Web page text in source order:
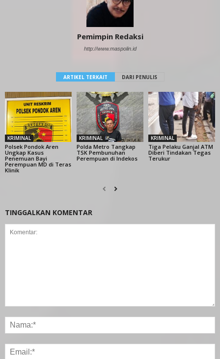
Pemimpin Redaksi
http://www.maspolin.id
ARTIKEL TERKAIT DARI PENULIS
KRIMINAL
Polsek Pondok Aren
Ungkap Kasus
Penemuan Bayi
Perempuan MD di Teras
Klinik
KRIMINAL
Polda Metro Tangkap
TSK Pembunuhan
Perempuan di Indekos
KRIMINAL
Tiga Pelaku Ganjal ATM
Diberi Tindakan Tegas
Terukur
TINGGALKAN KOMENTAR